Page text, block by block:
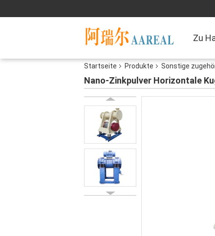
Zu
Startseite Produkte Sonstige
Nano-Zinkpulver Horizontale